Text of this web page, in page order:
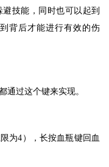
技能，同时也可以起到
背后才能进行有效的伤
通过这个键来实现。
为4），长按血瓶键回血